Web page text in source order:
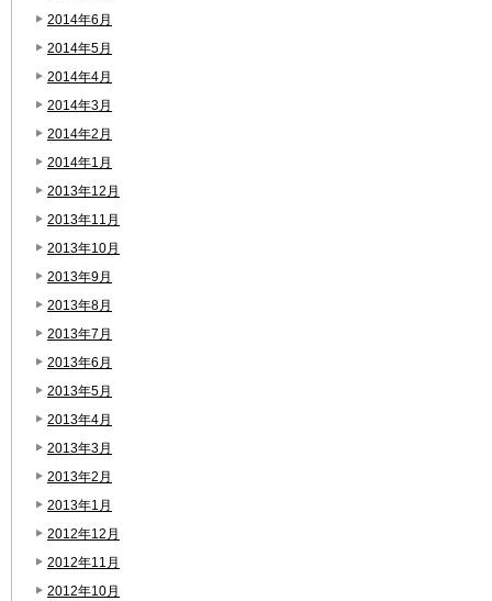
2014年6月
2014年5月
2014年4月
2014年3月
2014年2月
2014年1月
2013年12月
2013年11月
2013年10月
2013年9月
2013年8月
2013年7月
2013年6月
2013年5月
2013年4月
2013年3月
2013年2月
2013年1月
2012年12月
2012年11月
2012年10月